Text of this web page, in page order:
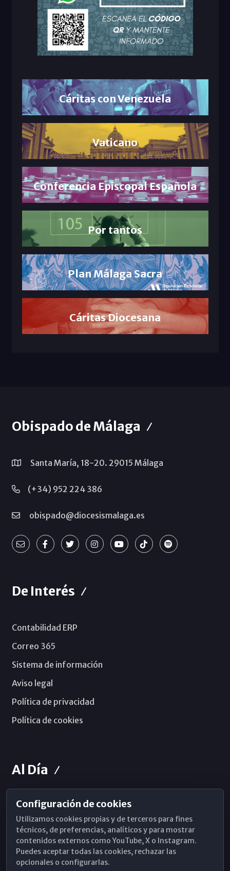
Cáritas con Venezuela
Vaticano
Conferencia Episcopal Española
Por tantos
Plan Málaga Sacra
Cáritas Diocesana
Obispado de Málaga
Santa María, 18-20. 29015 Málaga
(+34) 952 224 386
obispado@diocesismalaga.es
De Interés
Contabilidad ERP
Correo 365
Sistema de información
Aviso legal
Política de privacidad
Política de cookies
Al Día
Horarios de Misa
Hemeroteca
WhatsApp
Configuración de cookies
Utilizamos cookies propias y de terceros para fines
técnicos, de preferencias, analíticos y para mostrar
contenidos externos como YouTube, X o Instagram.
Puedes aceptar todas las cookies, rechazar las
opcionales o configurarlas.